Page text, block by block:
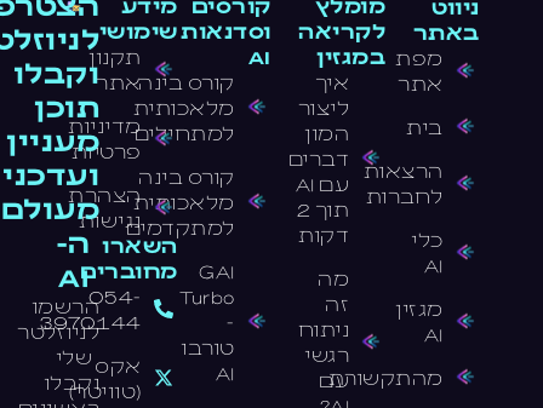
ניווט
באתר
מפת
אתר
בית
הרצאות
לחברות
כלי
AI
מגזין
AI
מהתקשורת
לקריאה
במגזין
איך
ליצור
המון
דברים
עם AI
תוך 2
דקות
מה
זה
ניתוח
רגשי
עם
וסדנאות
AI
קורס בינה
מלאכותית
למתחילים
קורס בינה
מלאכותית
למתקדמים
GAI
Turbo
-
טורבו
AI
שימושי
תקנון
אתר
מדיניות
פרטיות
הצהרת
נגישות
השארו
מחוברים
054-
3970144
אקס
(טוויטר)
וקבלו
תוכן
מעניין
ועדכני
מעולם
ה-
AI
הרשמו
לניוזלטר
שלי
וקבלו